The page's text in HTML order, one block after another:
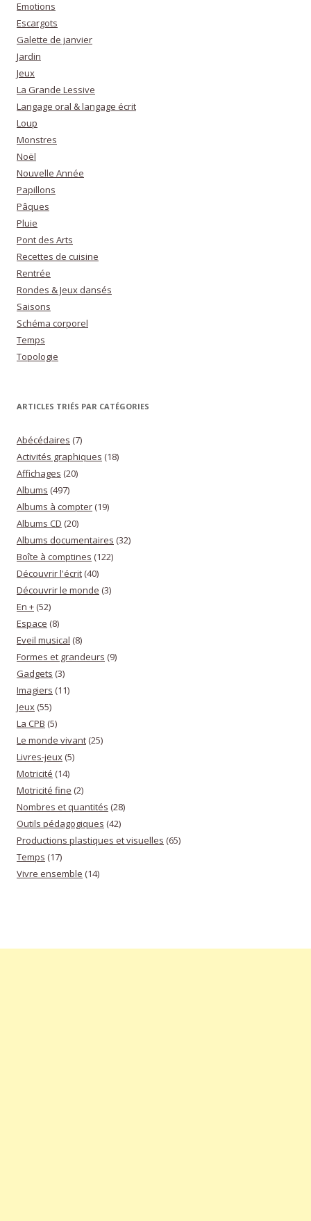
Emotions
Escargots
Galette de janvier
Jardin
Jeux
La Grande Lessive
Langage oral & langage écrit
Loup
Monstres
Noël
Nouvelle Année
Papillons
Pâques
Pluie
Pont des Arts
Recettes de cuisine
Rentrée
Rondes & Jeux dansés
Saisons
Schéma corporel
Temps
Topologie
ARTICLES TRIÉS PAR CATÉGORIES
Abécédaires (7)
Activités graphiques (18)
Affichages (20)
Albums (497)
Albums à compter (19)
Albums CD (20)
Albums documentaires (32)
Boîte à comptines (122)
Découvrir l'écrit (40)
Découvrir le monde (3)
En + (52)
Espace (8)
Eveil musical (8)
Formes et grandeurs (9)
Gadgets (3)
Imagiers (11)
Jeux (55)
La CPB (5)
Le monde vivant (25)
Livres-jeux (5)
Motricité (14)
Motricité fine (2)
Nombres et quantités (28)
Outils pédagogiques (42)
Productions plastiques et visuelles (65)
Temps (17)
Vivre ensemble (14)